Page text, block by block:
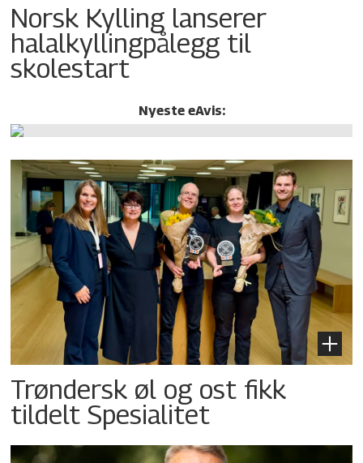
Norsk Kylling lanserer
halalkylling­pålegg til
skolestart
Nyeste eAvis:
Trøndersk øl og ost fikk
tildelt Spesialitet